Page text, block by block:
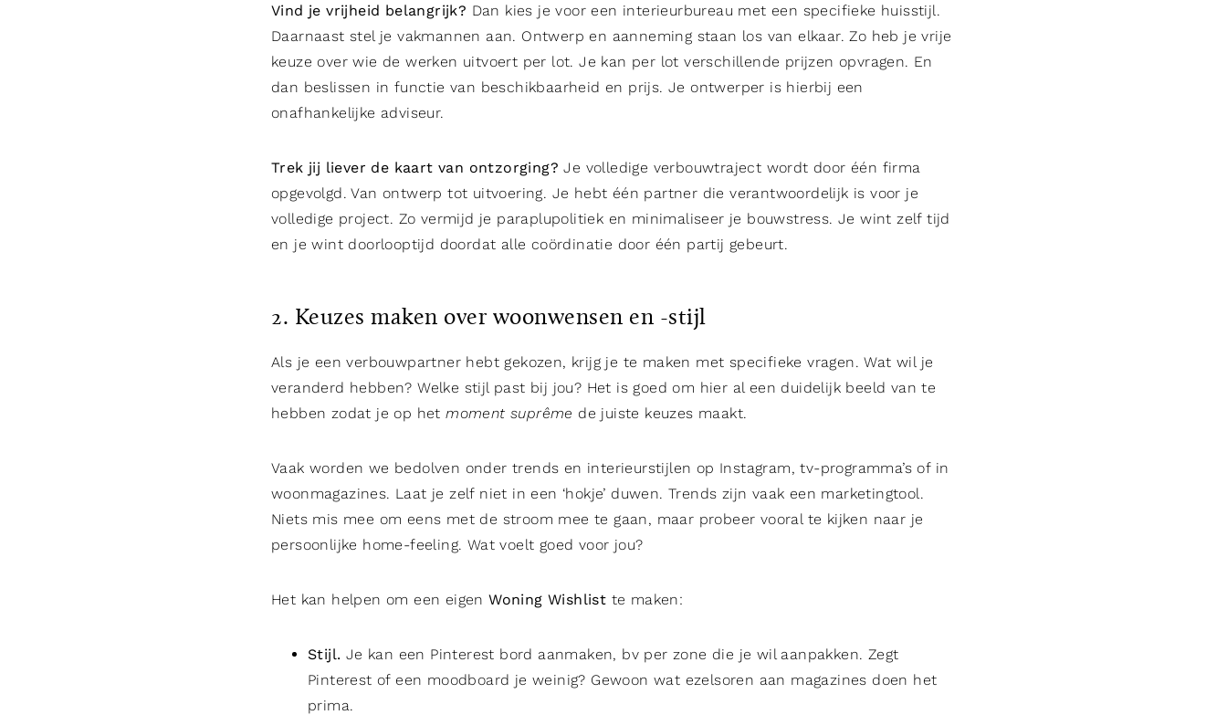
Vind je vrijheid belangrijk? Dan kies je voor een interieurbureau met een specifieke huisstijl.
Daarnaast stel je vakmannen aan. Ontwerp en aanneming staan los van elkaar. Zo heb je vrije
keuze over wie de werken uitvoert per lot. Je kan per lot verschillende prijzen opvragen. En
dan beslissen in functie van beschikbaarheid en prijs. Je ontwerper is hierbij een
onafhankelijke adviseur.
Trek jij liever de kaart van ontzorging? Je volledige verbouwtraject wordt door één firma
opgevolgd. Van ontwerp tot uitvoering. Je hebt één partner die verantwoordelijk is voor je
volledige project. Zo vermijd je paraplupolitiek en minimaliseer je bouwstress. Je wint zelf tijd
en je wint doorlooptijd doordat alle coördinatie door één partij gebeurt.
2. Keuzes maken over woonwensen en -stijl
Als je een verbouwpartner hebt gekozen, krijg je te maken met specifieke vragen. Wat wil je
veranderd hebben? Welke stijl past bij jou? Het is goed om hier al een duidelijk beeld van te
hebben zodat je op hetmoment suprême de juiste keuzes maakt.
Vaak worden we bedolven onder trends en interieurstijlen op Instagram, tv-programma’s of in
woonmagazines. Laat je zelf niet in een ‘hokje’ duwen. Trends zijn vaak een marketingtool.
Niets mis mee om eens met de stroom mee te gaan, maar probeer vooral te kijken naar je
persoonlijke home-feeling. Wat voelt goed voor jou?
Het kan helpen om een eigen Woning Wishlist te maken:
Stijl. Je kan een Pinterest bord aanmaken, bv per zone die je wil aanpakken. Zegt
Pinterest of een moodboard je weinig? Gewoon wat ezelsoren aan magazines doen het
prima.